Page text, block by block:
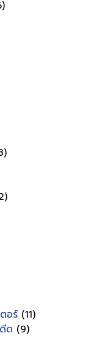
อร์ (11)
ด (9)